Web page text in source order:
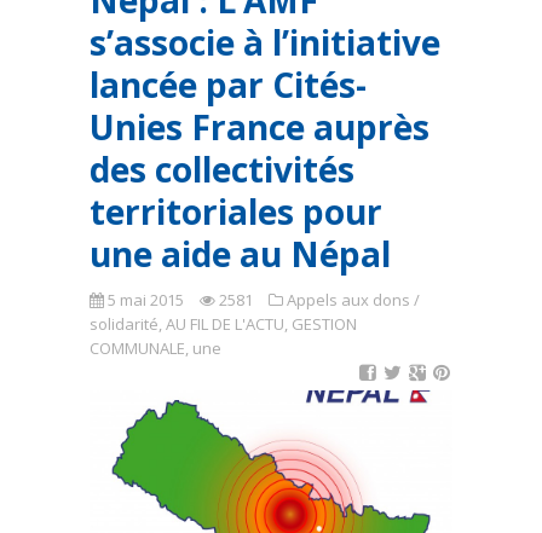
s’associe à l’initiative
lancée par Cités-
Unies France auprès
des collectivités
territoriales pour
une aide au Népal
5 mai 2015 2581
Appels aux dons /
solidarité,AU FIL DE L'ACTU, GESTION
COMMUNALE, une